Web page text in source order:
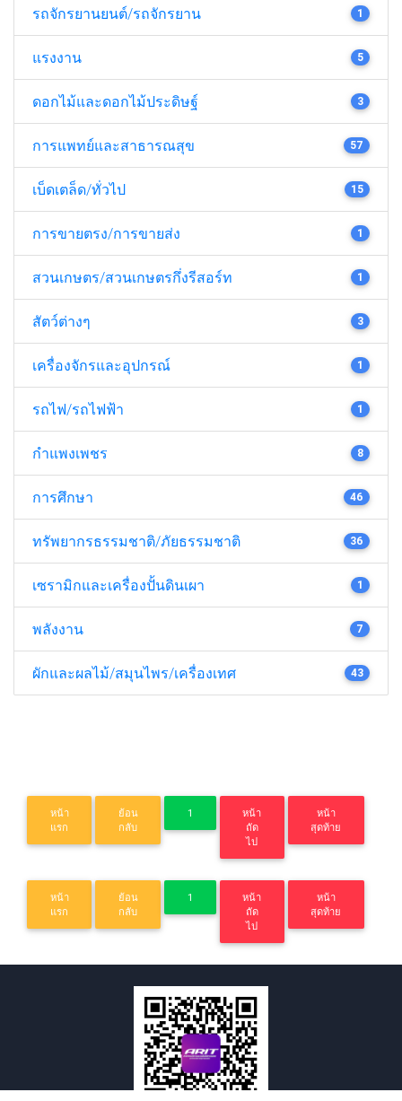
รถจักรยานยนต์/รถจักรยาน 1
แรงงาน 5
ดอกไม้และดอกไม้ประดิษฐ์ 3
การแพทย์และสาธารณสุข 57
เบ็ดเตล็ด/ทั่วไป 15
การขายตรง/การขายส่ง 1
สวนเกษตร/สวนเกษตรกึ่งรีสอร์ท 1
สัตว์ต่างๆ 3
เครื่องจักรและอุปกรณ์ 1
รถไฟ/รถไฟฟ้า 1
กำแพงเพชร 8
การศึกษา 46
ทรัพยากรธรรมชาติ/ภัยธรรมชาติ 36
เซรามิกและเครื่องปั้นดินเผา 1
พลังงาน 7
ผักและผลไม้/สมุนไพร/เครื่องเทศ 43
หน้า
แรก
ย้อน
กลับ
1
หน้า
ถัด
ไป
หน้า
สุดท้าย
หน้า
แรก
ย้อน
กลับ
1
หน้า
ถัด
ไป
หน้า
สุดท้าย